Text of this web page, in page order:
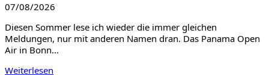
07/08/2026
Diesen Sommer lese ich wieder die immer gleichen
Meldungen, nur mit anderen Namen dran. Das Panama Open
Air in Bonn…
Weiterlesen